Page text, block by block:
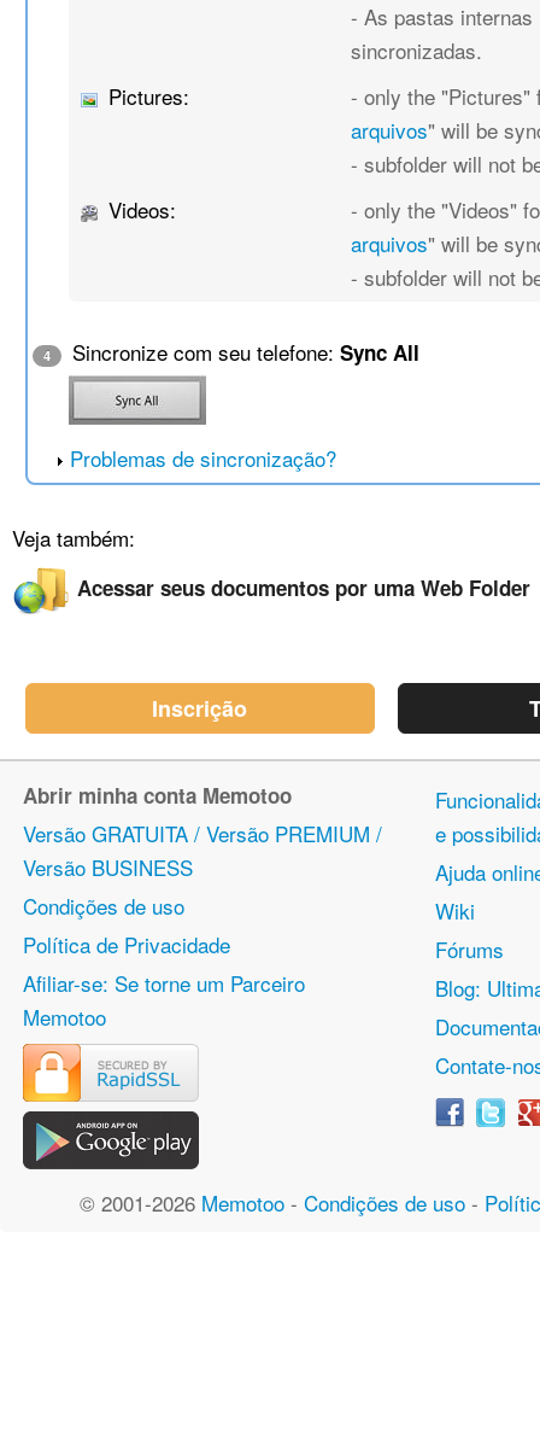
- As pastas internas
sincronizadas.
Pictures:
- only the "Pictures"
arquivos" will be
- subfolder will not
Videos:
- only the "Videos"
arquivos" will be
- subfolder will not
4 Sincronize com seu telefone:Sync All
Problemas de sincronização?
Veja também:
Acessar seus documentos por uma Web Folder
Inscrição
Abrir minha conta Memotoo
Versão GRATUITA / Versão PREMIUM /
Versão BUSINESS
Condições de uso
Política de Privacidade
Afiliar-se: Se torne um Parceiro
Memotoo
e
Ajuda
Wiki
Fórums
Blog:
Contate-
© 2001-2026 Memotoo - Condições de uso -